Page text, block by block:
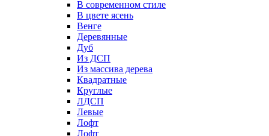
В современном стиле
В цвете ясень
Венге
Деревянные
Дуб
Из ДСП
Из массива дерева
Квадратные
Круглые
ЛДСП
Левые
Лофт
Лофт